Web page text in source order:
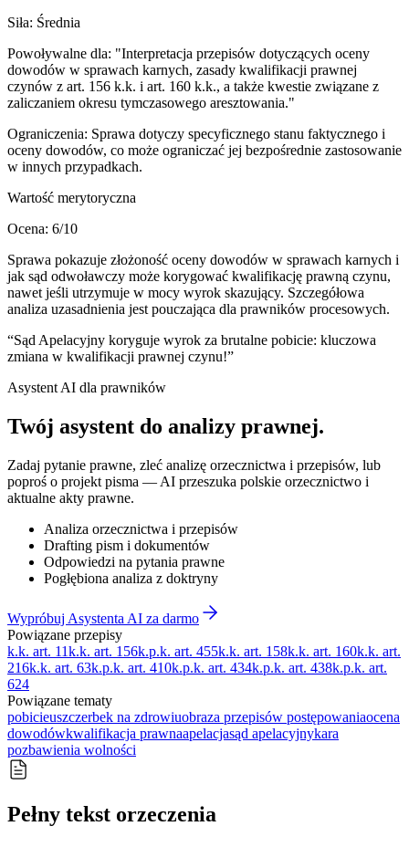
Siła: Średnia
Powoływalne dla: "Interpretacja przepisów dotyczących oceny
dowodów w sprawach karnych, zasady kwalifikacji prawnej
czynów z art. 156 k.k. i art. 160 k.k., a także kwestie związane z
zaliczaniem okresu tymczasowego aresztowania."
Ograniczenia: Sprawa dotyczy specyficznego stanu faktycznego i
oceny dowodów, co może ograniczać jej bezpośrednie zastosowanie
w innych przypadkach.
Wartość merytoryczna
Ocena: 6/10
Sprawa pokazuje złożoność oceny dowodów w sprawach karnych i
jak sąd odwoławczy może korygować kwalifikację prawną czynu,
nawet jeśli utrzymuje w mocy wyrok skazujący. Szczegółowa
analiza uzasadnienia jest pouczająca dla prawników procesowych.
“Sąd Apelacyjny koryguje wyrok za brutalne pobicie: kluczowa
zmiana w kwalifikacji prawnej czynu!”
Asystent AI dla prawników
Twój asystent do analizy prawnej.
Zadaj pytanie prawne, zleć analizę orzecznictwa i przepisów, lub
poproś o projekt pisma — AI przeszuka polskie orzecznictwo i
aktualne akty prawne.
Analiza orzecznictwa i przepisów
Drafting pism i dokumentów
Odpowiedzi na pytania prawne
Pogłębiona analiza z doktryny
Wypróbuj Asystenta AI za darmo
Powiązane przepisy
k.k. art. 11k.k. art. 156k.p.k. art. 455k.k. art. 158k.k. art. 160k.k. art.
216k.k. art. 63k.p.k. art. 410k.p.k. art. 434k.p.k. art. 438k.p.k. art.
624
Powiązane tematy
pobicieuszczerbek na zdrowiuobraza przepisów postępowaniaocena
dowodówkwalifikacja prawnaapelacjasąd apelacyjnykara
pozbawienia wolności
Pełny tekst orzeczenia